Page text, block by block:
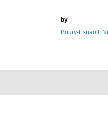
by
Boury-Esnault,